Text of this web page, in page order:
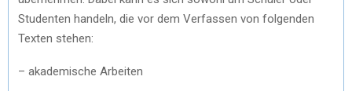
Studenten handeln, die vor dem Verfassen von folgenden
Texten stehen:
– akademische Arbeiten